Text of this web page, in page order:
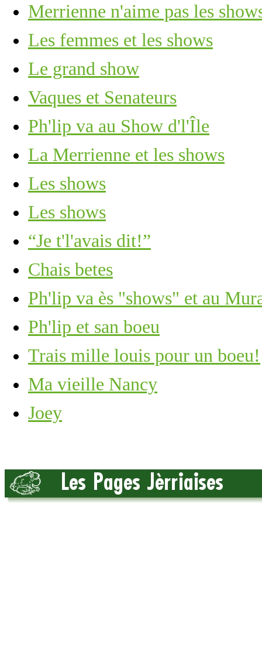
Merrienne n'aime pas les
Les femmes et les shows
Le grand show
Vaques et Senateurs
Ph'lip va au Show d'l'Île
La Merrienne et les shows
Les shows
Les shows
“Je t'l'avais dit!”
Chais betes
Ph'lip va ès "shows" et au
Ph'lip et san boeu
Trais mille louis pour un boeu!
Ma vieille Nancy
Joey